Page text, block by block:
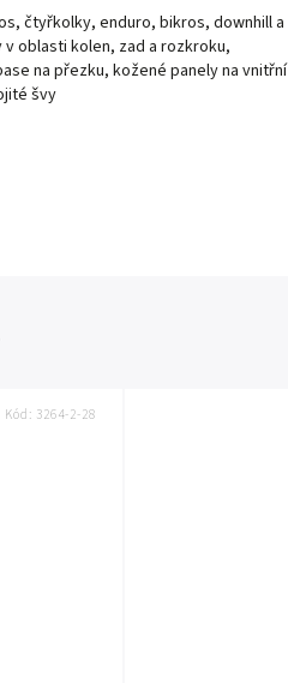
čtyřkolky, enduro, bikros, downhill a
oblasti kolen, zad a rozkroku,
na přezku, kožené panely na vnitřní
švy
Kód: 3264-2-28